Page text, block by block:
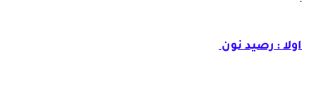
اولا : رصيد نون